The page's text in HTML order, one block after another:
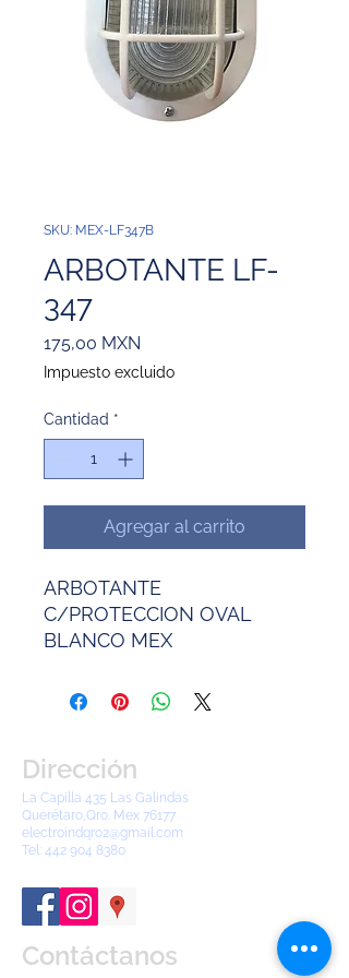
SKU: MEX-LF347B
ARBOTANTE LF-
347
175,00 MXN
Impuesto excluido
Cantidad *
Agregar al carrito
ARBOTANTE
C/PROTECCION OVAL
BLANCO MEX
Dirección
La Capilla 435 Las Galindas
Querétaro,Qro. Mex 76177
electroindqro2@gmail.com
Tel: 442 904 8380
Contáctanos